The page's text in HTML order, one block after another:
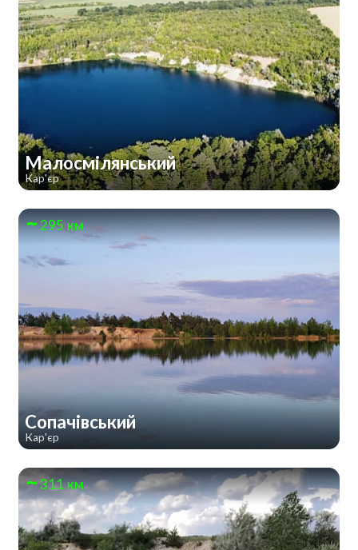
Малосмілянський
Кар'єр
295 км
Сопачівський
Кар'єр
311 км